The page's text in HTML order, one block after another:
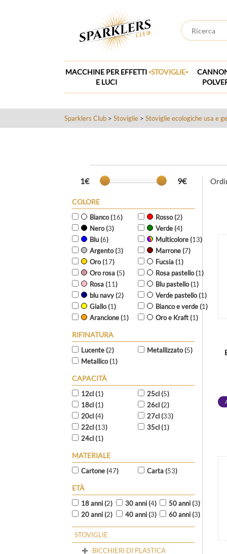
MACCHINE PER EFFETTI
E LUCI
.STOVIGLIE.
Sparklers Club > Stoviglie > Stoviglie ecologiche usa e
1€ 9€
COLORE
Bianco (16)
Nero (3)
Blu (6)
Argento (3)
Oro (17)
Oro rosa (5)
Rosa (11)
blu navy (2)
Giallo (1)
Arancione (1)
Rosso (2)
Verde (4)
Multicolore (13)
Marrone (7)
Fucsia (1)
Rosa pastello (1)
Blu pastello (1)
Verde pastello (1)
Bianco e verde (1)
Oro e Kraft (1)
RIFINATURA
Lucente (2)
Metallico (1)
Metallizzato (5)
CAPACITÀ
12cl (1)
18cl (1)
20cl (4)
22cl (13)
24cl (1)
25cl (5)
26cl (2)
27cl (33)
35cl (1)
MATERIALE
Cartone (47) Carta (53)
ETÀ
18 anni (2)
20 anni (2)
30 anni (4)
40 anni (3)
50 anni (3)
60 anni (3)
STOVIGLIE
BICCHIERI DI PLASTICA